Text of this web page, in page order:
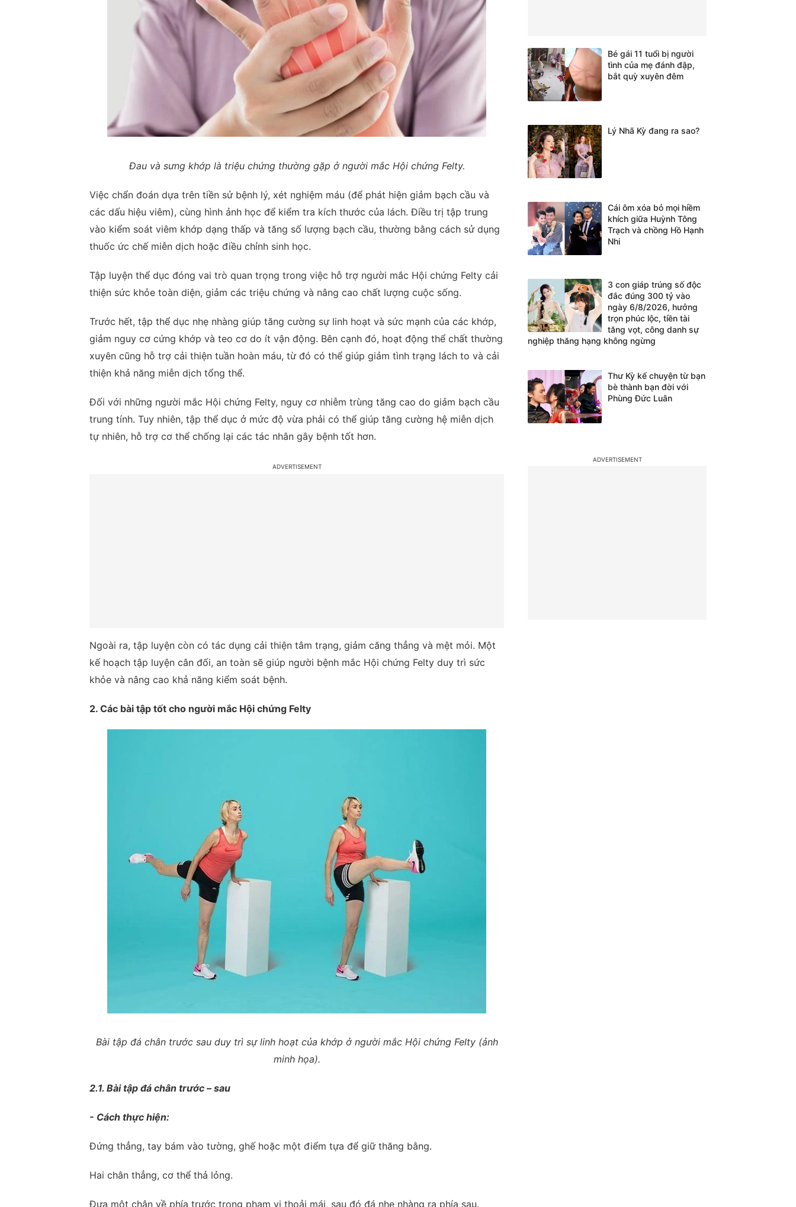
Đau và sưng khớp là triệu chứng thường gặp ở người mắc Hội chứng Felty.
Việc chẩn đoán dựa trên tiền sử bệnh lý, xét nghiệm máu (để phát hiện giảm bạch cầu và
các dấu hiệu viêm), cùng hình ảnh học để kiểm tra kích thước của lách. Điều trị tập trung
vào kiểm soát viêm khớp dạng thấp và tăng số lượng bạch cầu, thường bằng cách sử dụng
thuốc ức chế miễn dịch hoặc điều chỉnh sinh học.
Tập luyện thể dục đóng vai trò quan trọng trong việc hỗ trợ người mắc Hội chứng Felty cải
thiện sức khỏe toàn diện, giảm các triệu chứng và nâng cao chất lượng cuộc sống.
Trước hết, tập thể dục nhẹ nhàng giúp tăng cường sự linh hoạt và sức mạnh của các khớp,
giảm nguy cơ cứng khớp và teo cơ do ít vận động. Bên cạnh đó, hoạt động thể chất thường
xuyên cũng hỗ trợ cải thiện tuần hoàn máu, từ đó có thể giúp giảm tình trạng lách to và cải
thiện khả năng miễn dịch tổng thể.
Đối với những người mắc Hội chứng Felty, nguy cơ nhiễm trùng tăng cao do giảm bạch cầu
trung tính. Tuy nhiên, tập thể dục ở mức độ vừa phải có thể giúp tăng cường hệ miễn dịch
tự nhiên, hỗ trợ cơ thể chống lại các tác nhân gây bệnh tốt hơn.
Ngoài ra, tập luyện còn có tác dụng cải thiện tâm trạng, giảm căng thẳng và mệt mỏi. Một
kế hoạch tập luyện cân đối, an toàn sẽ giúp người bệnh mắc Hội chứng Felty duy trì sức
khỏe và nâng cao khả năng kiểm soát bệnh.
2. Các bài tập tốt cho người mắc Hội chứng Felty
Bài tập đá chân trước sau duy trì sự linh hoạt của khớp ở người mắc Hội chứng Felty (ảnh
minh họa).
2.1. Bài tập đá chân trước – sau
- Cách thực hiện:
Đứng thẳng, tay bám vào tường, ghế hoặc một điểm tựa để giữ thăng bằng.
Hai chân thẳng, cơ thể thả lỏng.
Đưa một chân về phía trước trong phạm vi thoải mái, sau đó đá nhẹ nhàng ra phía sau.
Bé gái 11 tuổi bị người
tình của mẹ đánh đập,
bắt quỳ xuyên đêm
Lý Nhã Kỳ đang ra sao?
Cái ôm xóa bỏ mọi hiềm
khích giữa Huỳnh Tông
Trạch và chồng Hồ Hạnh
Nhi
3 con giáp trúng số độc
đắc đúng 300 tỷ vào
ngày 6/8/2026, hưởng
trọn phúc lộc, tiền tài
tăng vọt, công danh sự
nghiệp thăng hạng không ngừng
Thư Kỳ kể chuyện từ bạn
bè thành bạn đời với
Phùng Đức Luân